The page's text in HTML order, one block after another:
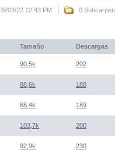
03/22 12:43 PM 0
Tamaño Descargas
90,5k 202
88,6k 188
88,4k 189
103,7k 200
92,9k 230